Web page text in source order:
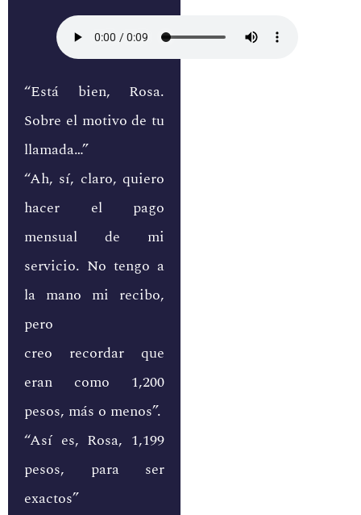
“Está bien, Rosa.
Sobre el motivo de tu
llamada…”
“Ah, sí, claro, quiero
hacer el pago
mensual de mi
servicio. No tengo a
la mano mi recibo,
pero
creo recordar que
eran como 1,200
pesos, más o menos”.
“Así es, Rosa, 1,199
pesos, para ser
exactos”